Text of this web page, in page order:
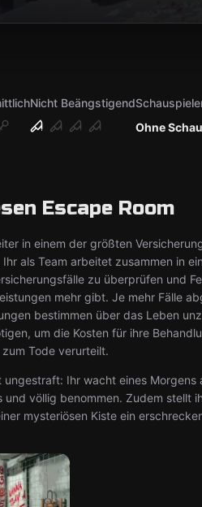
Nicht Beängstigend
Ohne
Escape Room
in einem der größten
Ihr als Team arbeitet zusammen in
zu überprüfen und
mehr gibt. Je mehr Fälle
bestimmen über das Leben
um die Kosten für ihre
Tode verurteilt.
ungestraft: Ihr wacht eines
und völlig benommen. Zudem stellt
mysteriösen Kiste ein